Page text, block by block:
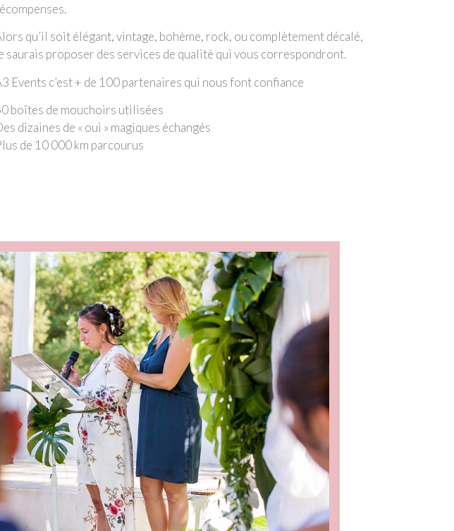
qu’il soit élégant, vintage, bohème, rock, ou complètement décalé,
saurais proposer des services de qualité qui vous correspondront.
Events c’est + de 100 partenaires qui nous font confiance
boîtes de mouchoirs utilisées
dizaines de « oui » magiques échangés
de 10 000 km parcourus